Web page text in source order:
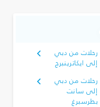
رحلات من دبي
إلى ايكاترينبرج
رحلات من دبي
إلى سانت
بطرسبرغ